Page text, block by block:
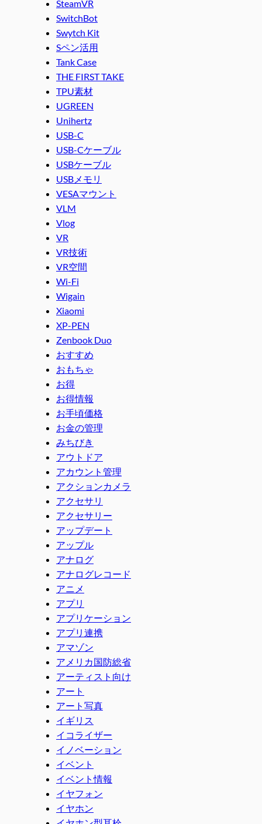
SteamVR
SwitchBot
Swytch Kit
Sペン活用
Tank Case
THE FIRST TAKE
TPU素材
UGREEN
Unihertz
USB-C
USB-Cケーブル
USBケーブル
USBメモリ
VESAマウント
VLM
Vlog
VR
VR技術
VR空間
Wi-Fi
Wigain
Xiaomi
XP-PEN
Zenbook Duo
おすすめ
おもちゃ
お得
お得情報
お手頃価格
お金の管理
みちびき
アウトドア
アカウント管理
アクションカメラ
アクセサリ
アクセサリー
アップデート
アップル
アナログ
アナログレコード
アニメ
アプリ
アプリケーション
アプリ連携
アマゾン
アメリカ国防総省
アーティスト向け
アート
アート写真
イギリス
イコライザー
イノベーション
イベント
イベント情報
イヤフォン
イヤホン